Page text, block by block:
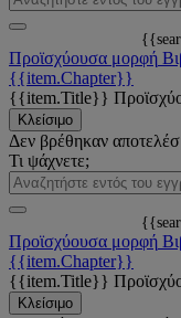
Προϊσχύουσα μορφή
{{item.Chapter}}
{{item.Title}}
Κλείσιμο
Δεν βρέθηκαν
Τι ψάχνετε;
Προϊσχύουσα μορφή
{{item.Chapter}}
{{item.Title}}
Κλείσιμο